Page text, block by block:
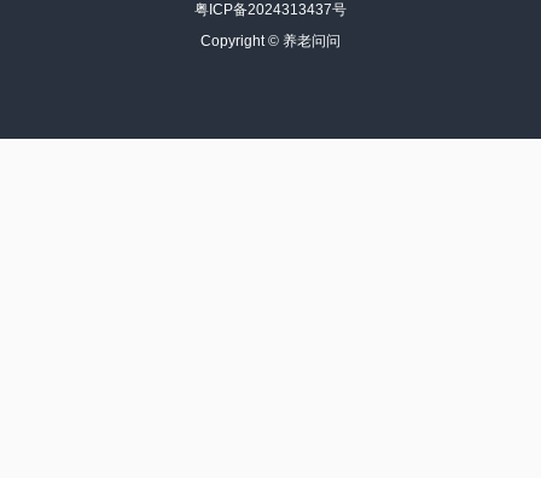
粤ICP备2024313437号
Copyright © 养老问问